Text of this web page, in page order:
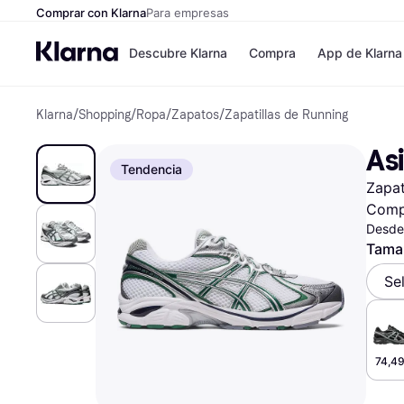
Comprar con KlarnaPara empresas
Descubre Klarna
Formas de pago
Paga en 3 plazos
Paga en 30 días
Financiación
Klarna en Apple
Compra
Tiendas
Zalando
JD Sports
Directorio de
App de Klarna
Klarna/Shopping/Ropa/Zapatos/Zapatillas de Running
Tendencia